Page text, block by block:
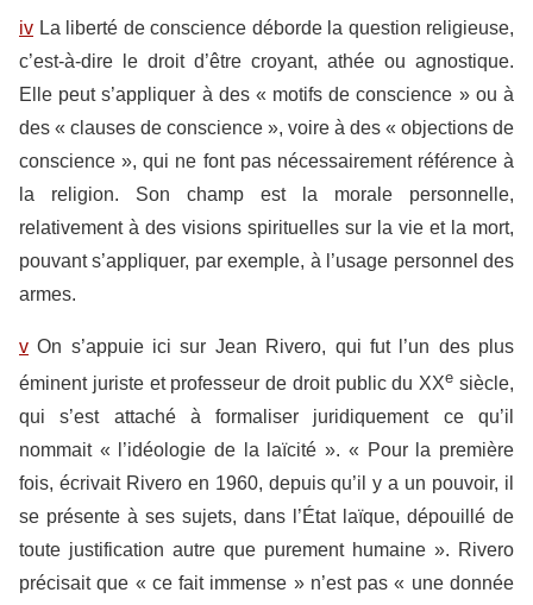
iv La liberté de conscience déborde la question religieuse,
c’est-à-dire le droit d’être croyant, athée ou agnostique.
Elle peut s’appliquer à des « motifs de conscience » ou à
des « clauses de conscience », voire à des « objections de
conscience », qui ne font pas nécessairement référence à
la religion. Son champ est la morale personnelle,
relativement à des visions spirituelles sur la vie et la mort,
pouvant s’appliquer, par exemple, à l’usage personnel des
armes.
v On s’appuie ici sur Jean Rivero, qui fut l’un des plus
éminent juriste et professeur de droit public du XXe siècle,
qui s’est attaché à formaliser juridiquement ce qu’il
nommait « l’idéologie de la laïcité ». « Pour la première
fois, écrivait Rivero en 1960, depuis qu’il y a un pouvoir, il
se présente à ses sujets, dans l’État laïque, dépouillé de
toute justification autre que purement humaine ». Rivero
précisait que « ce fait immense » n’est pas « une donnée